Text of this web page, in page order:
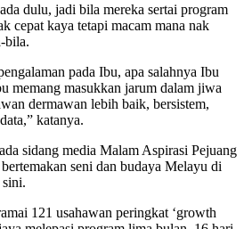
dulu, jadi bila mereka sertai program
cepat kaya tetapi macam mana nak
bila.
pada Ibu, apa salahnya Ibu
memang masukkan jarum dalam jiwa
dermawan lebih baik, bersistem,
katanya.
sidang media Malam Aspirasi Pejuang
seni dan budaya Melayu di
121 usahawan peringkat ‘growth